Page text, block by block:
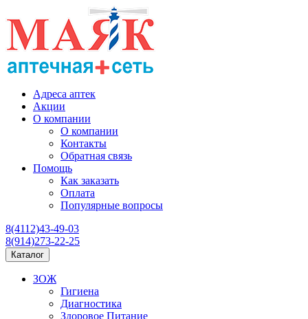
Адреса аптек
Акции
О компании
О компании
Контакты
Обратная связь
Помощь
Как заказать
Оплата
Популярные вопросы
8(4112)43-49-03
8(914)273-22-25
Каталог
ЗОЖ
Гигиена
Диагностика
Здоровое Питание